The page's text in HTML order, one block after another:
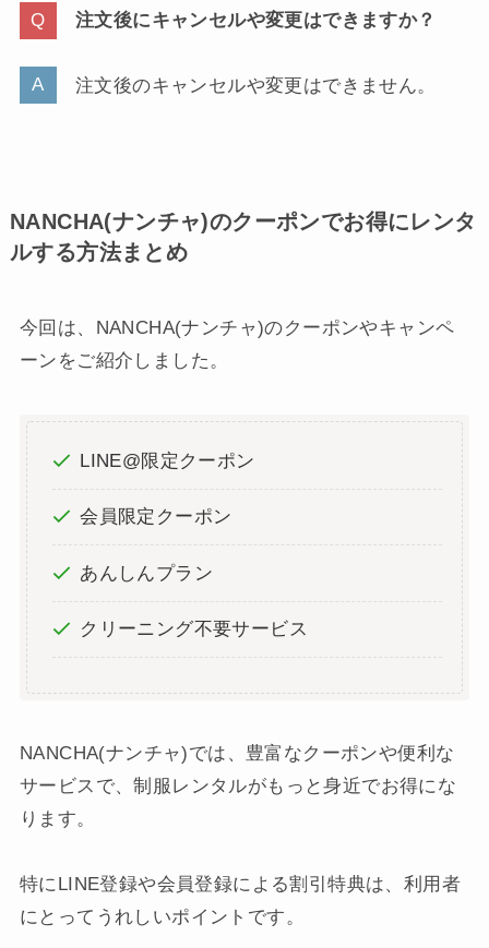
注文後にキャンセルや変更はできますか？
注文後のキャンセルや変更はできません。
NANCHA(ナンチャ)のクーポンでお得にレンタ
ルする方法まとめ
今回は、NANCHA(ナンチャ)のクーポンやキャンペ
ーンをご紹介しました。
LINE@限定クーポン
会員限定クーポン
あんしんプラン
クリーニング不要サービス
NANCHA(ナンチャ)では、豊富なクーポンや便利な
サービスで、制服レンタルがもっと身近でお得にな
ります。
特にLINE登録や会員登録による割引特典は、利用者
にとってうれしいポイントです。